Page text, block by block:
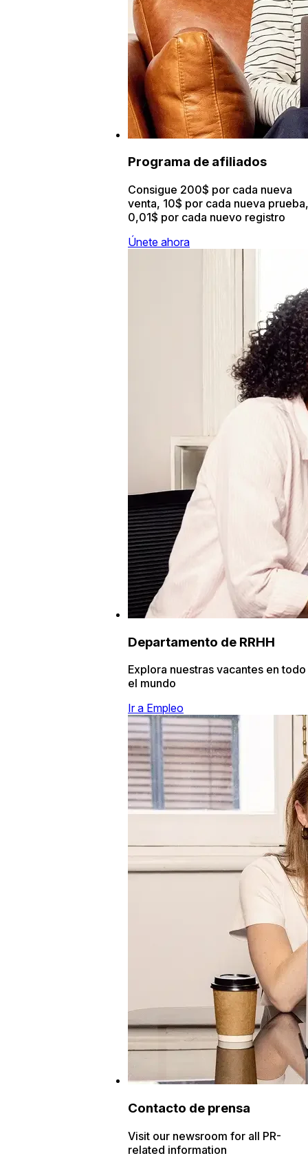
Programa de afiliados
Consigue 200$ por cada nueva
venta, 10$ por cada nueva prueba,
0,01$ por cada nuevo registro
Únete ahora
Departamento de RRHH
Explora nuestras vacantes en todo
el mundo
Ir a Empleo
Contacto de prensa
Visit our newsroom for all PR-
related information